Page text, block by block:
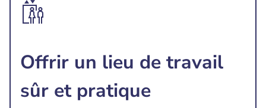
Offrir un lieu de travail
sûr et pratique